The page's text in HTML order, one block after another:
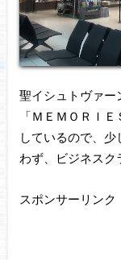
聖イシュトヴァー
「ＭＥＭＯＲＩ
しているので、
わず、ビジネスク
スポンサーリンク